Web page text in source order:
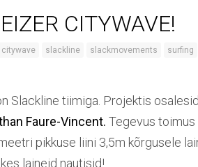
CITYWAVE!
citywave slackline slackmovements surfing
Slackline tiimiga. Projektis osalesid
Faure-Vincent. Tegevus toimus
pikkuse liini 3,5m kõrgusele
laineid nautisid!